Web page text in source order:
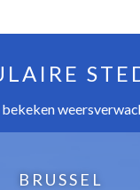
BRUSSEL